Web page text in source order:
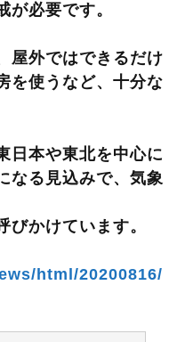
が必要です。
屋外ではできるだけ
を使うなど、十分な
日本や東北を中心に
なる見込みで、気象
びかけています。
html/20200816/